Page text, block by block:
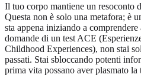
Il tuo corpo mantiene un resoconto
Questa non è solo una metafora; è
sta appena iniziando a
domande di un test ACE
Childhood Experiences), non stai
passati. Stai sbloccando potenti
prima vita possano aver plasmato